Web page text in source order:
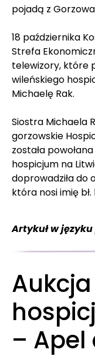
pojadą z
18 października
Strefa
telewizory, które
wileńskiego
Michaelę Rak.
Siostra Michaela
gorzowskie
została
hospicjum na
doprowadziła do
która nosi imię bł.
Artykuł w
–